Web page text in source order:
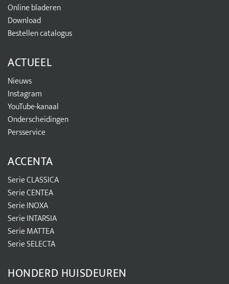
Online bladeren
Download
Bestellen catalogus
ACTUEEL
Nieuws
Instagram
YouTube-kanaal
Onderscheidingen
Persservice
ACCENTA
Serie CLASSICA
Serie CENTEA
Serie INOXA
Serie INTARSIA
Serie MATTEA
Serie SELECTA
HONDERD HUISDEUREN